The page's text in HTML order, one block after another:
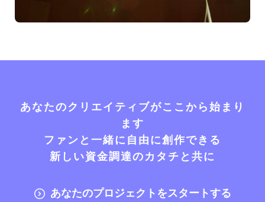
あなたのクリエイティブがここから始まり
ます
ファンと一緒に自由に創作できる
新しい資金調達のカタチと共に
あなたのプロジェクトをスタートする